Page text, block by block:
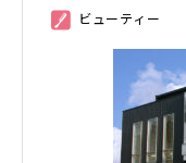
② ビューティー